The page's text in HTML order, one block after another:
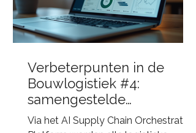
de omgeving. Daarmee is logistiek
uitgegroeid tot een belangrijke
succesfactor bij aanbestedingen.
logistiek plan gaat verder dan het
plannen va
Verbeterpunten in de
Bouwlogistiek #4:
samengestelde
bouwartikelen via de
Via het AI Supply Chain Orchestration